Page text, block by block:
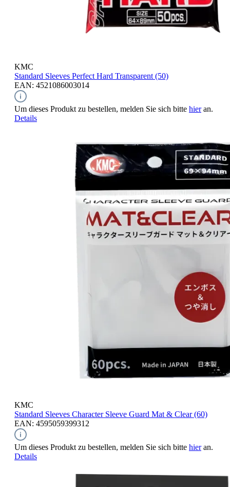
KMC
Standard Sleeves Perfect Hard Transparent (50)
EAN: 4521086003014
Um dieses Produkt zu bestellen, melden Sie sich bitte hieran.
Details
KMC
Standard Sleeves Character Sleeve Guard Mat & Clear (60)
EAN: 4595059399312
Um dieses Produkt zu bestellen, melden Sie sich bitte hieran.
Details